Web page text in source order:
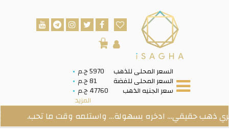
السعر المحلى للذهب 5970 ج.م
السعر المحلى للفضة 81 ج.م
سعر الجنيه الذهب 47760 ج.م
المزيد
0
حقيقي… ادخره بسهولة… واستلمه وقت ما تحب.